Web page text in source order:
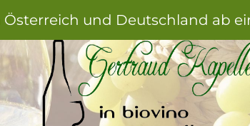
und Deutschland ab